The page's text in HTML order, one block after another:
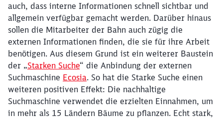
auch, dass interne Informationen schnell sichtbar und
allgemein verfügbar gemacht werden. Darüber hinaus
sollen die Mitarbeiter der Bahn auch zügig die
externen Informationen finden, die sie für ihre Arbeit
benötigen. Aus diesem Grund ist ein weiterer Baustein
der „Starken Suche“ die Anbindung der externen
Suchmaschine Ecosia. So hat die Starke Suche einen
weiteren positiven Effekt: Die nachhaltige
Suchmaschine verwendet die erzielten Einnahmen, um
in mehr als 15 Ländern Bäume zu pflanzen. Echt stark,